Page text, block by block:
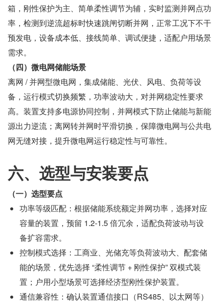
箱，刚性保护为主、简单柔性调节为辅，实时监测并网点功
率，检测到逆流超标时快速跳闸切断并网，正常工况下不干
预发电，设备成本低、接线简单、调试便捷，适配户用场景
需求。
（四）微电网储能场景
离网 / 并网型微电网，集成储能、光伏、风电、负荷等设
备，运行模式切换频繁，功率波动大，对并网稳定性要求
高。装置支持多电源协同控制，并网模式下防止储能与新能
源出力逆流；离网转并网时平滑切换，保障微电网与公共电
网无缝对接，提升微电网运行稳定性与可靠性。
六、选型与安装要点
（一）选型要点
功率等级匹配：根据储能系统额定并网功率，选择对应
容量的装置，预留 1.2-1.5 倍冗余，适配负荷波动与设
备扩容需求。
控制模式选择：工商业、光储充等负荷波动大、配套储
能的场景，优先选择 “柔性调节 + 刚性保护” 双模式装
置；户用小型场景可选择经济型刚性保护装置。
通信兼容性：确认装置通信接口（RS485、以太网等）